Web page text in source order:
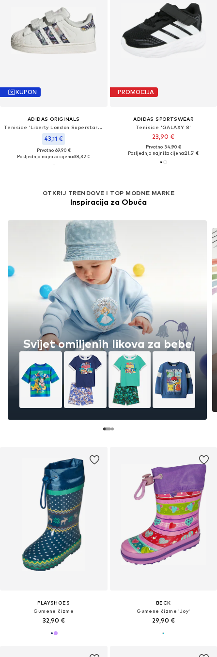
KUPON
ADIDAS ORIGINALS
Tenisice 'Liberty London Superstar II'
43,11 €
Prvotno: 69,90 €
Posljednja najniža cijena:38,32 €
OTKRIJ TRENDOVE I TOP MODNE MARKE
Inspiracija za Obuća
Svijet omiljenih likova za bebe
PROMOCIJA
ADIDAS SPORTSWEAR
Tenisice 'GALAXY 8'
23,90 €
Prvotno: 34,90 €
Posljednja najniža cijena:21,51 €
PLAYSHOES
Gumene čizme
32,90 €
BECK
Gumene čizme 'Joy'
29,90 €